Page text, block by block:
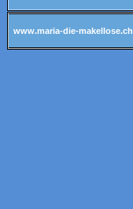
www.maria-die-makellose.ch